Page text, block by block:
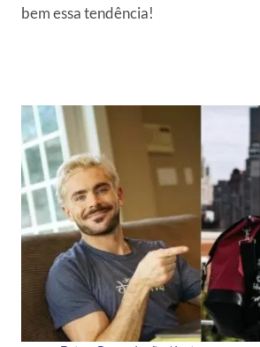
bem essa tendência!